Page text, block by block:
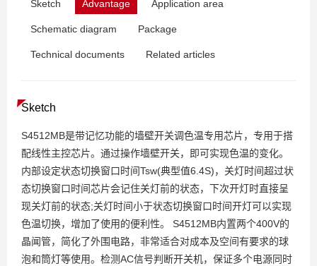
Sketch Advantage Application area
Schematic diagram Package
Technical documents Related articles
Sketch
S4512MB是带记忆功能的墙壁开关调色温专用芯片，专用于搭
配线性主控芯片。通过操作墙壁开关，即可实现色温的变化。
内部设定状态切换窗口时间Tsw(典型值6.4S)，关灯时间超过状
态切换窗口时间芯片会记住关灯前的状态，下次开灯时直接呈
现关灯前的状态;关灯时间小于状态切换窗口时间开灯可以实现
色温切换，增加了使用的便利性。 S4512MB内置两个400V的
晶闻管，简化了外围电路，非常适合对成本及空间有要求的球
泡和筒灯等使用。检测AC信号判断开关机，保证多个电源同时